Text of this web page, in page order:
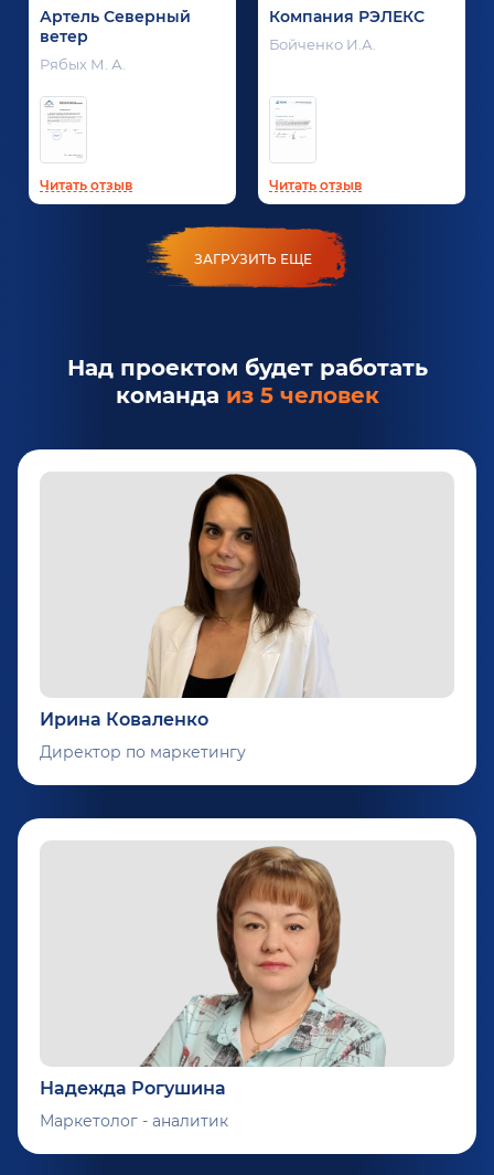
Артель Северный
ветер
Рябых М. А.
Читать отзыв
Компания РЭЛЕКС
Бойченко И.А.
Читать отзыв
ЗАГРУЗИТЬ ЕЩЕ
Над проектом будет работать
команда из 5 человек
Ирина Коваленко
Директор по маркетингу
Надежда Рогушина
Маркетолог - аналитик